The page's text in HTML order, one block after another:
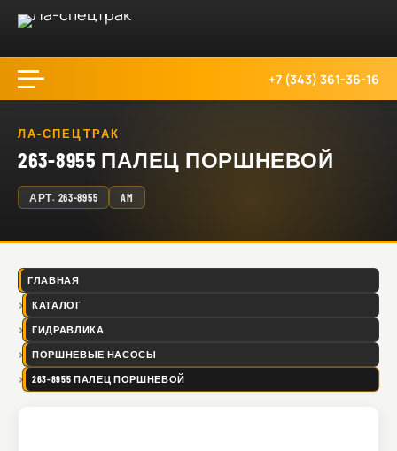
+7 (343) 361-36-16
ЛА-СПЕЦТРАК
263-8955 ПАЛЕЦ ПОРШНЕВОЙ
АРТ. 263-8955 AM
ГЛАВНАЯ
КАТАЛОГ
ГИДРАВЛИКА
ПОРШНЕВЫЕ НАСОСЫ
263-8955 ПАЛЕЦ ПОРШНЕВОЙ